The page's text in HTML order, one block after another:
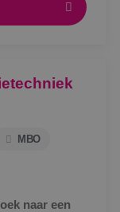
MBO
naar een